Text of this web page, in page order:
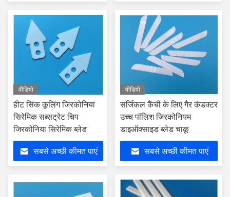
वीडियो
हीट सिंक कूलिंग जिरकोनिया
सिरेमिक सब्सट्रेट चिप
जिरकोनिया सिरेमिक ब्लेड
सबसे अच्छी कीमत पाएं
वीडियो
सर्जिकल कैंची के लिए गैर कंडक्टर
उच्च पॉलिश जिरकोनियम
डाइऑक्साइड ब्लेड चाकू
सबसे अच्छी कीमत पाएं